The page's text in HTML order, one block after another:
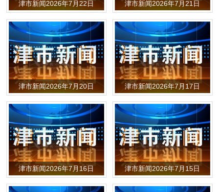
津市新闻2026年7月22日 津市新闻2026年7月21日
津市新闻2026年7月20日 津市新闻2026年7月17日
津市新闻2026年7月16日 津市新闻2026年7月15日